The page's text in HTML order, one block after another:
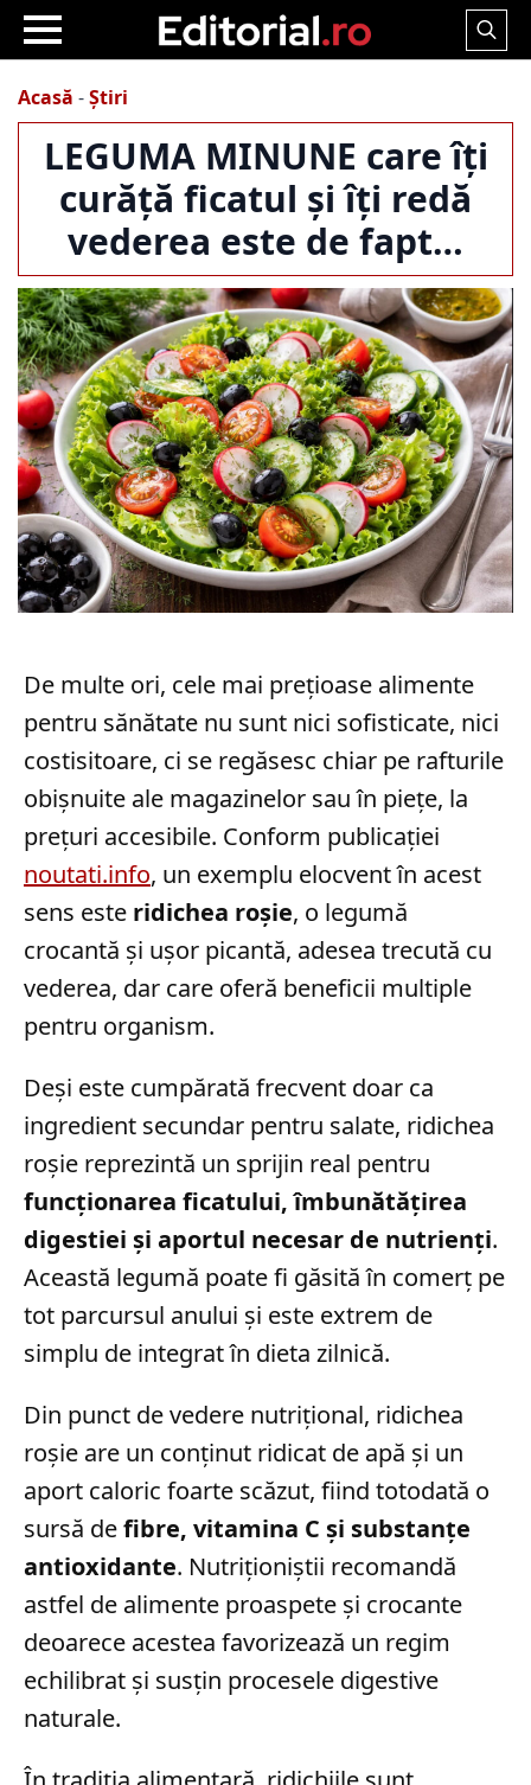
Search
Acasă -Știri
LEGUMA MINUNE care îți
curăță ficatul și îți redă
vederea este de fapt…
De multe ori, cele mai prețioase alimente
pentru sănătate nu sunt nici sofisticate, nici
costisitoare, ci se regăsesc chiar pe rafturile
obișnuite ale magazinelor sau în piețe, la
prețuri accesibile. Conform publicației
noutati.info, un exemplu elocvent în acest
sens este ridichea roșie, o legumă
crocantă și ușor picantă, adesea trecută cu
vederea, dar care oferă beneficii multiple
pentru organism.
Deși este cumpărată frecvent doar ca
ingredient secundar pentru salate, ridichea
roșie reprezintă un sprijin real pentru
funcționarea ficatului, îmbunătățirea
digestiei și aportul necesar de nutrienți.
Această legumă poate fi găsită în comerț pe
tot parcursul anului și este extrem de
simplu de integrat în dieta zilnică.
Din punct de vedere nutrițional, ridichea
roșie are un conținut ridicat de apă și un
aport caloric foarte scăzut, fiind totodată o
sursă defibre, vitamina C și substanțe
antioxidante. Nutriționiștii recomandă
astfel de alimente proaspete și crocante
deoarece acestea favorizează un regim
echilibrat și susțin procesele digestive
naturale.